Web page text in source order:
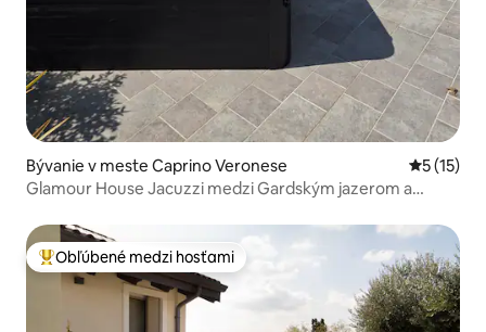
Bývanie v meste Caprino Veronese
5 (15)
Glamour House Jacuzzi medzi Gardským jazerom a
Najobľúbenejšie medzi hosťami
Obľúbené medzi hosťami